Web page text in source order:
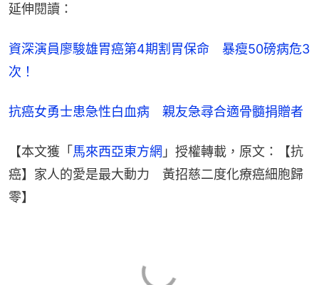
延伸閱讀：
資深演員廖駿雄胃癌第4期割胃保命　暴瘦50磅病危3
次！
抗癌女勇士患急性白血病　親友急尋合適骨髓捐贈者
【本文獲「馬來西亞東方網 」授權轉載，原文：【抗
癌】家人的愛是最大動力　黃招慈二度化療癌細胞歸
零】